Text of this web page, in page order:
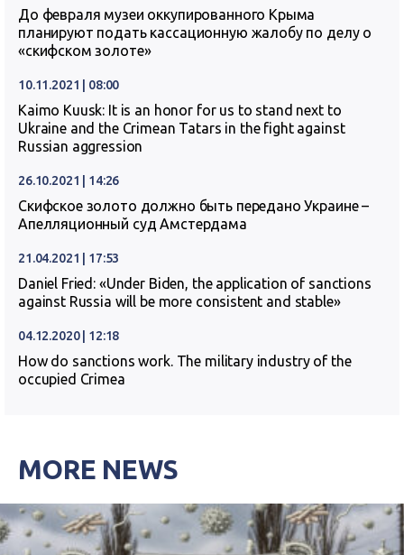
До февраля музеи оккупированного Крыма
планируют подать кассационную жалобу по делу о
«скифском золоте»
10.11.2021 | 08:00
Kaimo Kuusk: It is an honor for us to stand next to
Ukraine and the Crimean Tatars in the fight against
Russian aggression
26.10.2021 | 14:26
Скифское золото должно быть передано Украине –
Апелляционный суд Амстердама
21.04.2021 | 17:53
Daniel Fried: «Under Biden, the application of sanctions
against Russia will be more consistent and stable»
04.12.2020 | 12:18
How do sanctions work. The military industry of the
occupied Crimea
MORE NEWS